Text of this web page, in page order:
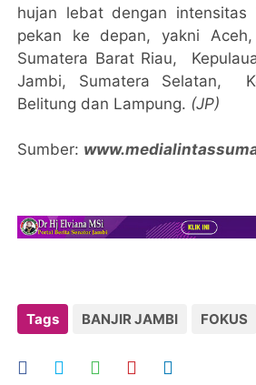
hujan lebat dengan intensitas
pekan ke depan, yakni
Sumatera Barat Riau,
Jambi, Sumatera Selatan,
Belitung dan Lampung. (JP)
Sumber:
Tags BANJIR JAMBI FOKUS